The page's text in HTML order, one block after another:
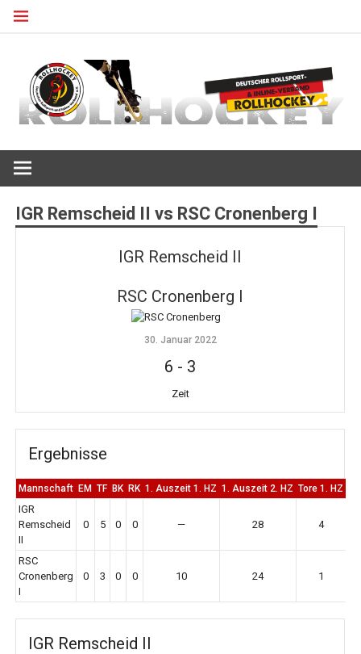
Zum
IGR Remscheid II vs RSC Cronenberg I
IGR Remscheid II
RSC Cronenberg I
30. Januar 2022
6 - 3
Zeit
Ergebnisse
Mannschaft EM TF BK RK 1. Auszeit 1. HZ 1. Auszeit 2. HZ Tore 1. HZ
IGR
Remscheid
II
0 5 0 0 — 28 4
RSC
Cronenberg
I
0 3 0 0 10 24 1
IGR Remscheid II